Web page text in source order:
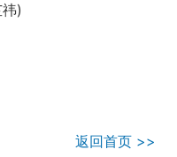
)
返回首页 >>